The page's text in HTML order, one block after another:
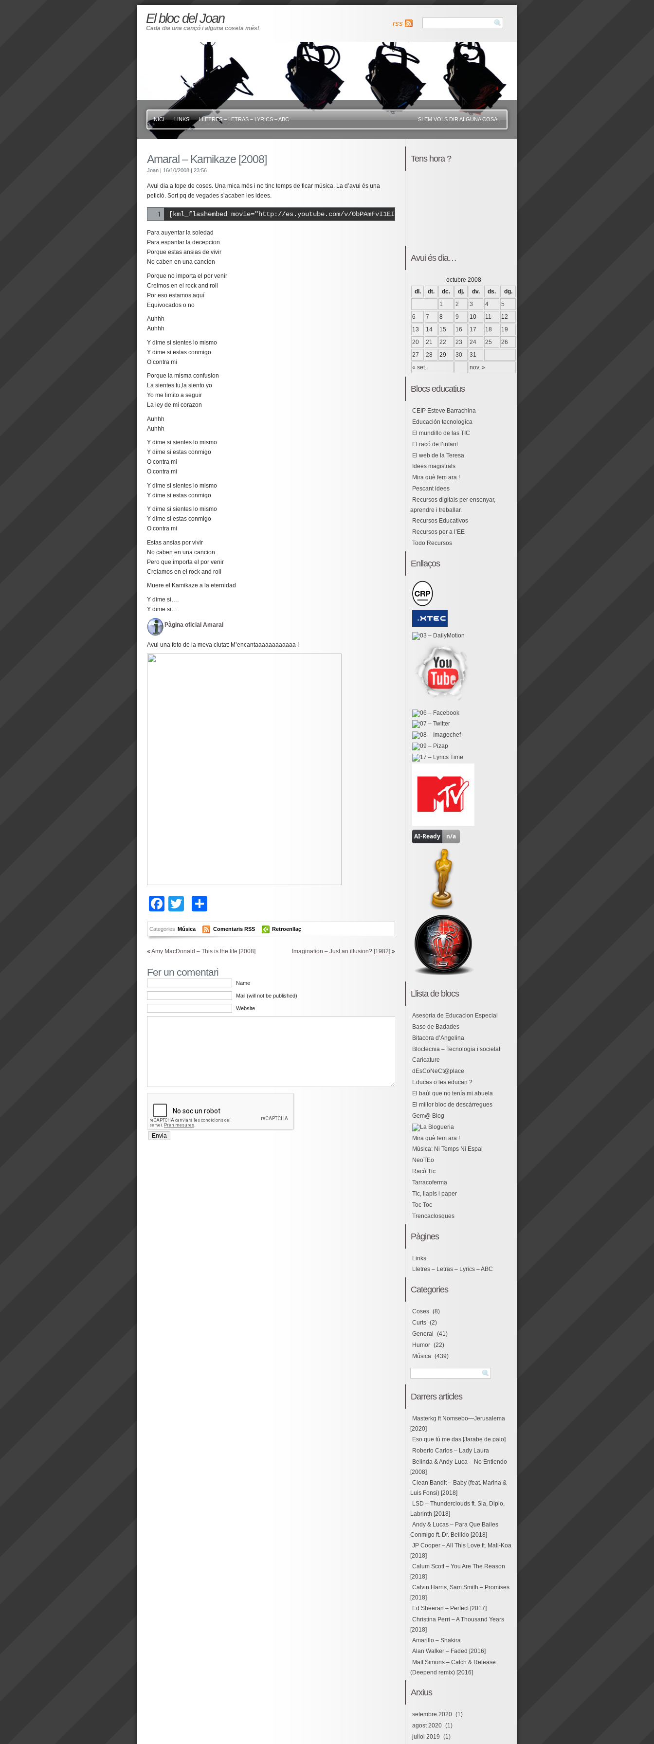
El bloc del Joan
Cada dia una cançó i alguna coseta més!
rss
INICI LINKS LLETRES – LETRAS – LYRICS – ABC SI EM VOLS DIR ALGUNA COSA...
Amaral – Kamikaze [2008]
Joan | 16/10/2008 | 23:56
Avui dia a tope de coses. Una mica més i no tinc temps de ficar música. La d’avui és una
petició. Sort pq de vegades s’acaben les idees.
[kml_flashembed movie="http://es.youtube.com/v/0bPAmFvI1EI" width="425" height="350" wmode="transparent" /]
Para auyentar la soledad
Para espantar la decepcion
Porque estas ansias de vivir
No caben en una cancion
Porque no importa el por venir
Creimos en el rock and roll
Por eso estamos aquí
Equivocados o no
Auhhh
Auhhh
Y dime si sientes lo mismo
Y dime si estas conmigo
O contra mi
Porque la misma confusion
La sientes tu,la siento yo
Yo me limito a seguir
La ley de mi corazon
Auhhh
Auhhh
Y dime si sientes lo mismo
Y dime si estas conmigo
O contra mi
O contra mi
Y dime si sientes lo mismo
Y dime si estas conmigo
Y dime si sientes lo mismo
Y dime si estas conmigo
O contra mi
Estas ansias por vivir
No caben en una cancion
Pero que importa el por venir
Creiamos en el rock and roll
Muere el Kamikaze a la eternidad
Y dime si….
Y dime si…
Pàgina oficial Amaral
Avui una foto de la meva ciutat: M’encantaaaaaaaaaaaa !
Facebook
Twitter
Categories Música Comentaris RSS Retroenllaç
« Amy MacDonald – This is the life [2008] Imagination – Just an illusion? [1982] »
Fer un comentari
Name
Mail (will not be published)
Website
Tens hora ?
Avui és dia…
octubre 2008
dl.
dt. dc. dj. dv. ds. dg.
« set. nov. »
1 2 3 4
5
6
7 8 9 10 11
12
13
14 15 16 17 18
19
20
21 22 23 24 25
26
27
28 29 30 31
Blocs educatius
CEIP Esteve Barrachina
Educación tecnologica
El mundillo de las TIC
El racó de l’infant
El web de la Teresa
Idees magistrals
Mira què fem ara !
Pescant idees
Recursos digitals per ensenyar,
aprendre i treballar.
Recursos Educativos
Recursos per a l’EE
Todo Recursos
Enllaços
Llista de blocs
Asesoria de Educacion Especial
Base de Badades
Bitacora d’Angelina
Bloctecnia – Tecnologia i societat
Caricature
dEsCoNeCt@place
Educas o les educan ?
El baúl que no tenía mi abuela
El millor bloc de descàrregues
Gem@ Blog
Mira què fem ara !
Música: Ni Temps Ni Espai
NeoTEo
Racó Tic
Tarracoferma
Tic, llapis i paper
Toc Toc
Trencaclosques
Pàgines
Links
Lletres – Letras – Lyrics – ABC
Categories
Coses (8)
Curts (2)
General
(41)
Humor (22)
Música (439)
Darrers articles
Masterkg ft Nomsebo—Jerusalema
[2020]
Eso que tú me das [Jarabe de palo]
Roberto Carlos – Lady Laura
Belinda & Andy-Luca – No Entiendo
[2008]
Clean Bandit – Baby (feat. Marina &
Luis Fonsi) [2018]
LSD – Thunderclouds ft. Sia, Diplo,
Labrinth [2018]
Andy & Lucas – Para Que Bailes
Conmigo ft. Dr. Bellido [2018]
JP Cooper – All This Love ft. Mali-Koa
[2018]
Calum Scott – You Are The Reason
[2018]
Calvin Harris, Sam Smith – Promises
[2018]
Ed Sheeran – Perfect [2017]
Christina Perri – A Thousand Years
[2018]
Amarillo – Shakira
Alan Walker – Faded [2016]
Matt Simons – Catch & Release
(Deepend remix) [2016]
Arxius
setembre 2020 (1)
agost 2020 (1)
juliol 2019 (1)